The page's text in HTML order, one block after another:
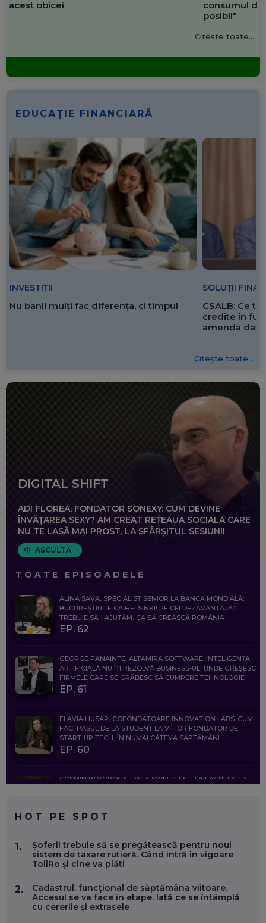
acest obicei
consumul de
posibil"
Citește toate...
EDUCAȚIE FINANCIARĂ
INVESTIȚII
Nu banii mulți fac diferența, ci timpul
SOLUȚII
CSALB: Ce
credite în
amenda
Citește toate...
DIGITAL SHIFT
ADI FLOREA, FONDATOR SONEXY: CUM DEVINE
ÎNVĂȚAREA SEXY? AM CREAT REȚEAUA SOCIALĂ CARE
NU TE LASĂ MAI PROST, LA SFÂRȘITUL SESIUNII
ASCULTĂ
TOATE EPISOADELE
ALINA SAVA, SPECIALIST SENIOR LA BANCA MONDIALĂ:
BUCUREȘTIUL E CA HELSINKI! PE CEI DEZAVANTAJAȚI
TREBUIE SĂ-I AJUTĂM, CA SĂ CREASCĂ ROMÂNIA
EP. 62
GEORGE PANAINTE, ALTAMIRA SOFTWARE: INTELIGENȚA
ARTIFICIALĂ NU ÎȚI REZOLVĂ BUSINESS-UL! UNDE GREȘESC
FIRMELE CARE SE GRĂBESC SĂ CUMPERE TEHNOLOGIE
EP. 61
FLAVIA HUSAR, COFONDATOARE INNOVATION LABS: CUM
FACI PASUL DE LA STUDENT LA VIITOR FONDATOR DE
START-UP TECH, ÎN NUMAI CÂTEVA SĂPTĂMÂNI
EP. 60
COSMIN BOȚOROGA, DATA SWEEP: EȘTI LA FACULTATE?
FOLOSEȘTI TEHNOLOGIA CA SĂ FII MAI BUN LA JOB. ȘI CUM
SE VA SCHIMBA MUNCA, ÎN URMĂTORII ANI
EP. 58
MARIUS PAȘCULEA, COFONDATOR AL KULTH: CUM
FOLOSEȘTI TEHNOLOGIA CA SĂ ÎȚI DESCHIZI DRUMUL
HOT PE SPOT
1.
Șoferii trebuie să se pregătească pentru noul
sistem de taxare rutieră. Când intră în vigoare
TollRo și cine va plăti
2.
Cadastrul, funcțional de săptămâna viitoare.
Accesul se va face în etape. Iată ce se întâmplă
cu cererile și extrasele